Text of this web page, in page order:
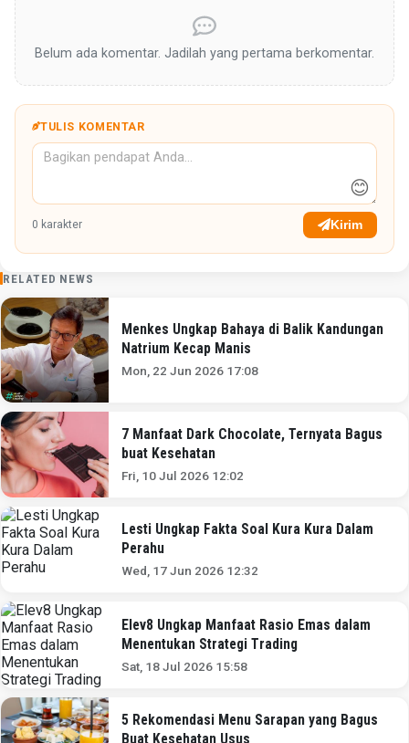
Belum ada komentar. Jadilah yang pertama berkomentar.
TULIS KOMENTAR
😊
0 karakter Kirim
RELATED NEWS
Menkes Ungkap Bahaya di Balik Kandungan
Natrium Kecap Manis
Mon, 22 Jun 2026 17:08
7 Manfaat Dark Chocolate, Ternyata Bagus
buat Kesehatan
Fri, 10 Jul 2026 12:02
Lesti Ungkap Fakta Soal Kura Kura Dalam
Perahu
Wed, 17 Jun 2026 12:32
Elev8 Ungkap Manfaat Rasio Emas dalam
Menentukan Strategi Trading
Sat, 18 Jul 2026 15:58
5 Rekomendasi Menu Sarapan yang Bagus
Buat Kesehatan Usus